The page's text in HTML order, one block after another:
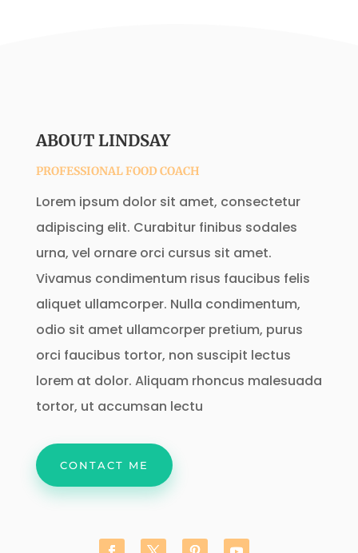
ABOUT LINDSAY
PROFESSIONAL FOOD COACH
Lorem ipsum dolor sit amet, consectetur
adipiscing elit. Curabitur finibus sodales
urna, vel ornare orci cursus sit amet.
Vivamus condimentum risus faucibus felis
aliquet ullamcorper. Nulla condimentum,
odio sit amet ullamcorper pretium, purus
orci faucibus tortor, non suscipit lectus
lorem at dolor. Aliquam rhoncus malesuada
tortor, ut accumsan lectu
CONTACT ME